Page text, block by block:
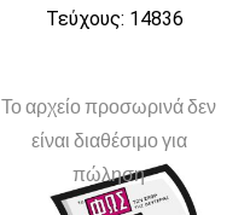
Τεύχους: 14836
Το αρχείο προσωρινά δεν
είναι διαθέσιμο για
πώληση